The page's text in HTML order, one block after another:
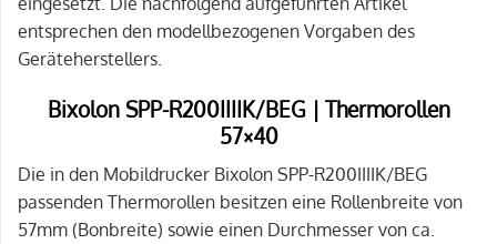
entsprechen den modellbezogenen Vorgaben des
Geräteherstellers.
Bixolon SPP-R200IIIIK/BEG | Thermorollen
57×40
Die in den Mobildrucker Bixolon SPP-R200IIIIK/BEG
passenden Thermorollen besitzen eine Rollenbreite von
57mm (Bonbreite) sowie einen Durchmesser von ca.